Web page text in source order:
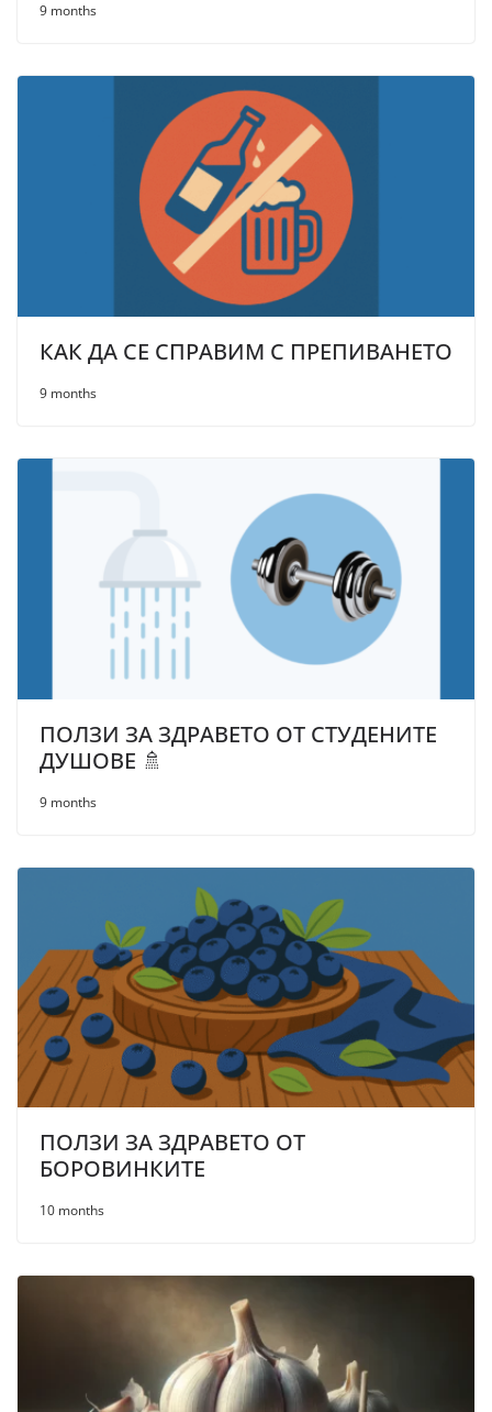
9 months
КАК ДА СЕ СПРАВИМ С ПРЕПИВАНЕТО
9 months
ПОЛЗИ ЗА ЗДРАВЕТО ОТ СТУДЕНИТЕ
ДУШОВЕ 🚿
9 months
ПОЛЗИ ЗА ЗДРАВЕТО ОТ
БОРОВИНКИТЕ
10 months